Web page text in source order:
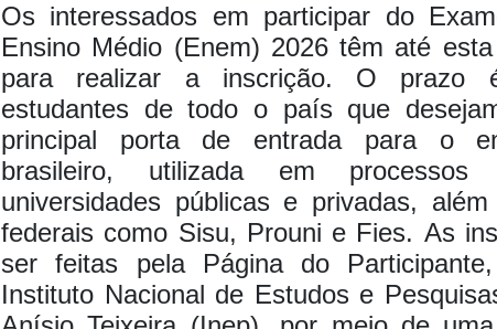
Os interessados em participar do
Ensino Médio (Enem) 2026 têm até
para realizar a inscrição. O prazo
estudantes de todo o país que
principal porta de entrada para o
brasileiro, utilizada em processos
universidades públicas e privadas,
federais como Sisu, Prouni e Fies. As
ser feitas pela Página do
Instituto Nacional de Estudos e